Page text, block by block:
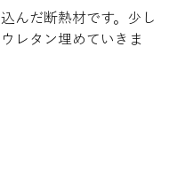
んだ断熱材です。少し
レタン埋めていきま